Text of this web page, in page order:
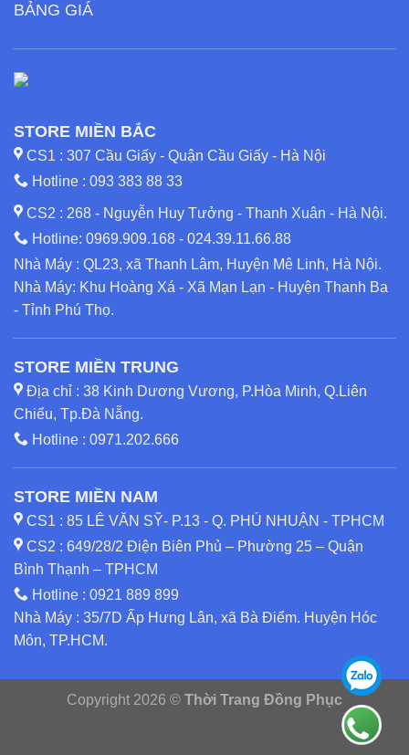
BẢNG GIÁ
STORE MIỀN BẮC
CS1 : 307 Cầu Giấy - Quận Cầu Giấy - Hà Nội
Hotline : 093 383 88 33
CS2 : 268 - Nguyễn Huy Tưởng - Thanh Xuân - Hà Nội.
Hotline: 0969.909.168 - 024.39.11.66.88
Nhà Máy : QL23, xã Thanh Lâm, Huyện Mê Linh, Hà Nội.
Nhà Máy: Khu Hoàng Xá - Xã Mạn Lạn - Huyện Thanh Ba
- Tỉnh Phú Thọ.
STORE MIỀN TRUNG
Địa chỉ : 38 Kinh Dương Vương, P.Hòa Minh, Q.Liên
Chiểu, Tp.Đà Nẵng.
Hotline : 0971.202.666
STORE MIỀN NAM
CS1 : 85 LÊ VĂN SỸ- P.13 - Q. PHÚ NHUẬN - TPHCM
CS2 : 649/28/2 Điện Biên Phủ – Phường 25 – Quận
Bình Thạnh – TPHCM
Hotline : 0921 889 899
Nhà Máy : 35/7D Ấp Hưng Lân, xã Bà Điểm. Huyện Hóc
Môn, TP.HCM.
Copyright 2026 © Thời Trang Đồng Phục